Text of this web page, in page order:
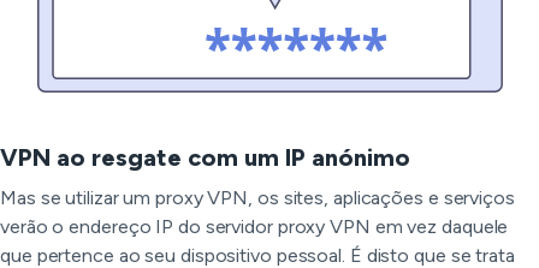
VPN ao resgate com um IP anónimo
Mas se utilizar um proxy VPN, os sites, aplicações e serviços
verão o endereço IP do servidor proxy VPN em vez daquele
que pertence ao seu dispositivo pessoal. É disto que se trata